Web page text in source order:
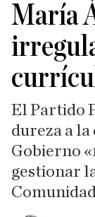
María
El Partido
dureza a
Gobierno
gestionar